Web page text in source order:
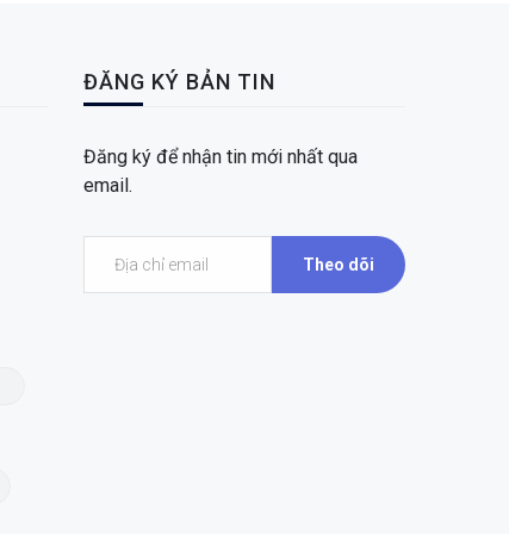
ĐĂNG KÝ BẢN TIN
Đăng ký để nhận tin mới nhất qua
email.
Theo dõi